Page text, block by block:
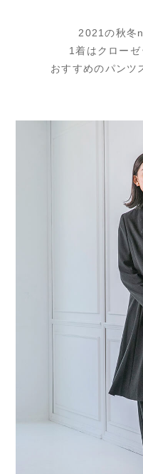
2021の秋冬
1着はクロー
おすすめのパンツ